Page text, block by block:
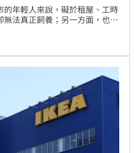
的年輕人來說，礙於租屋、工時
無法真正飼養；另一方面，也有
共享小狗」近來在大陸快速興
，就能預約一至兩小時與狗狗互
成為新型態療癒服務，也掀起外